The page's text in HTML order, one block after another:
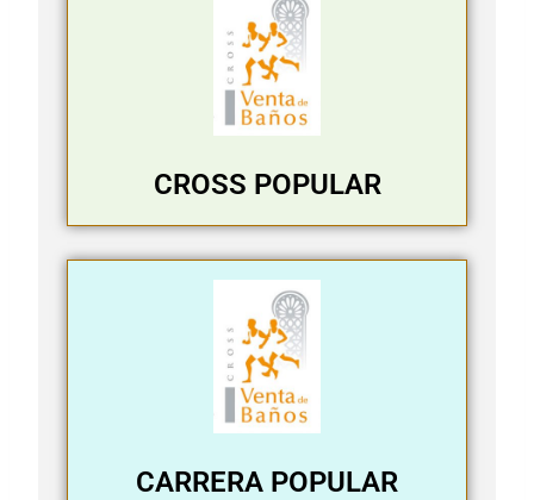
CROSS POPULAR
CARRERA POPULAR